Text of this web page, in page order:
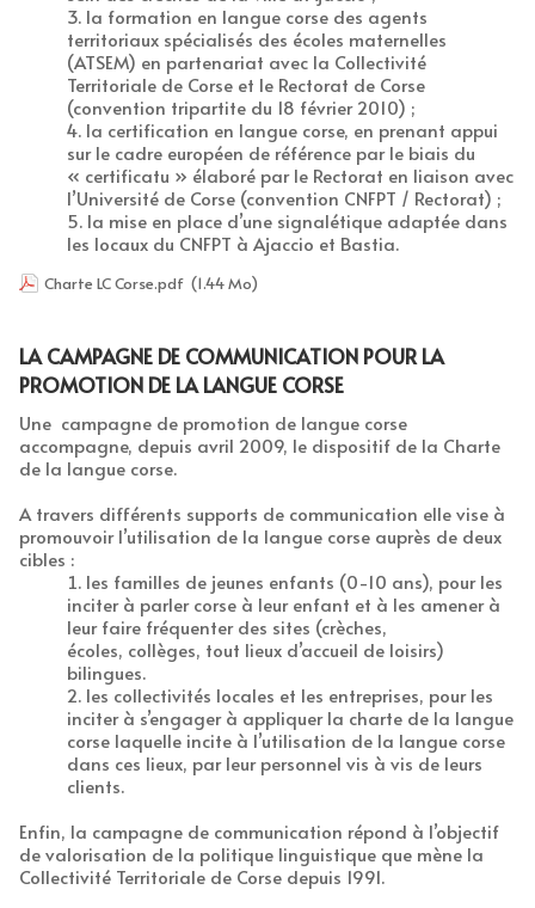
la formation en langue corse des agents
territoriaux spécialisés des écoles maternelles
(ATSEM) en partenariat avec la Collectivité
Territoriale de Corse et le Rectorat de Corse
(convention tripartite du 18 février 2010) ;
la certification en langue corse, en prenant appui
sur le cadre européen de référence par le biais du
« certificatu » élaboré par le Rectorat en liaison avec
l’Université de Corse (convention CNFPT / Rectorat) ;
la mise en place d’une signalétique adaptée dans
les locaux du CNFPT à Ajaccio et Bastia.
Charte LC Corse.pdf (1.44 Mo)
LA CAMPAGNE DE COMMUNICATION POUR LA
PROMOTION DE LA LANGUE CORSE
Une campagne de promotion de langue corse
accompagne, depuis avril 2009, le dispositif de la Charte
de la langue corse.
A travers différents supports de communication elle vise à
promouvoir l’utilisation de la langue corse auprès de deux
cibles :
les familles de jeunes enfants (0-10 ans), pour les
inciter à parler corse à leur enfant et à les amener à
leur faire fréquenter des sites (crèches,
écoles, collèges, tout lieux d’accueil de loisirs)
bilingues.
les collectivités locales et les entreprises, pour les
inciter à s’engager à appliquer la charte de la langue
corse laquelle incite à l’utilisation de la langue corse
dans ces lieux, par leur personnel vis à vis de leurs
clients.
Enfin, la campagne de communication répond à l’objectif
de valorisation de la politique linguistique que mène la
Collectivité Territoriale de Corse depuis 1991.